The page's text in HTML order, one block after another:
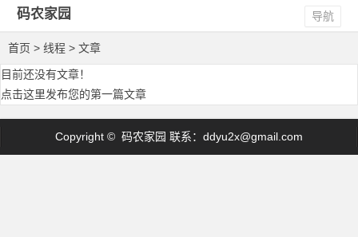
码农家园 导航
首页 > 线程 > 文章
目前还没有文章！
点击这里发布您的第一篇文章
Copyright © 码农家园 联系： ddyu2x@gmail.com